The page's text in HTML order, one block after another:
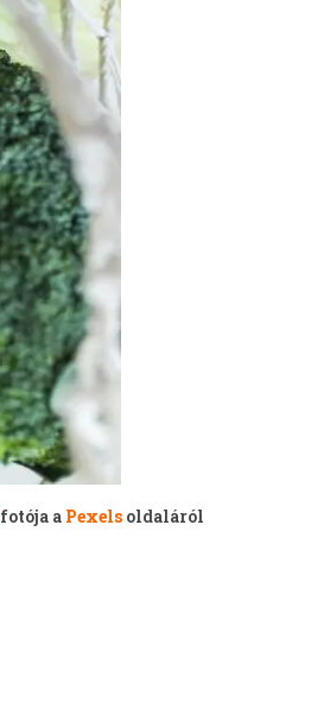
fotója a Pexels oldaláról